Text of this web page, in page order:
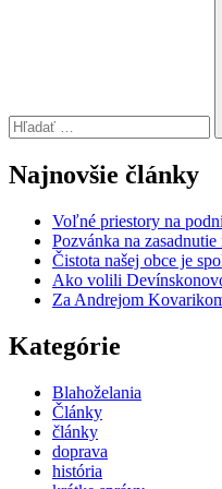
Najnovšie články
Voľné priestory na
Pozvánka na
Čistota našej obce je
Ako volili
Za Andrejom
Kategórie
Blahoželania
Články
články
doprava
história